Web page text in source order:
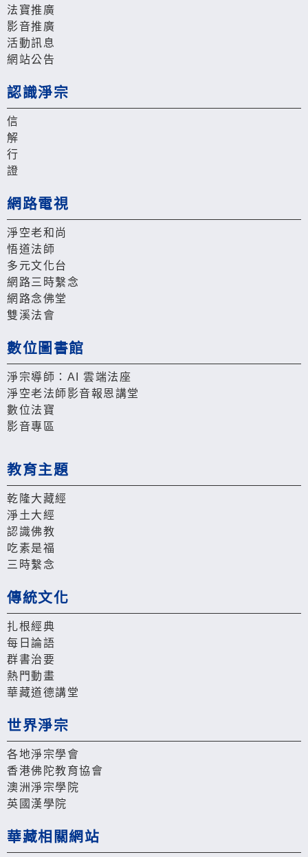
法寶推廣
影音推廣
活動訊息
網站公告
認識淨宗
信
解
行
證
網路電視
淨空老和尚
悟道法師
多元文化台
網路三時繫念
網路念佛堂
雙溪法會
數位圖書館
淨宗導師：AI 雲端法座
淨空老法師影音報恩講堂
數位法寶
影音專區
教育主題
乾隆大藏經
淨土大經
認識佛教
吃素是福
三時繫念
傳統文化
扎根經典
每日論語
群書治要
熱門動畫
華藏道德講堂
世界淨宗
各地淨宗學會
香港佛陀教育協會
澳洲淨宗學院
英國漢學院
華藏相關網站